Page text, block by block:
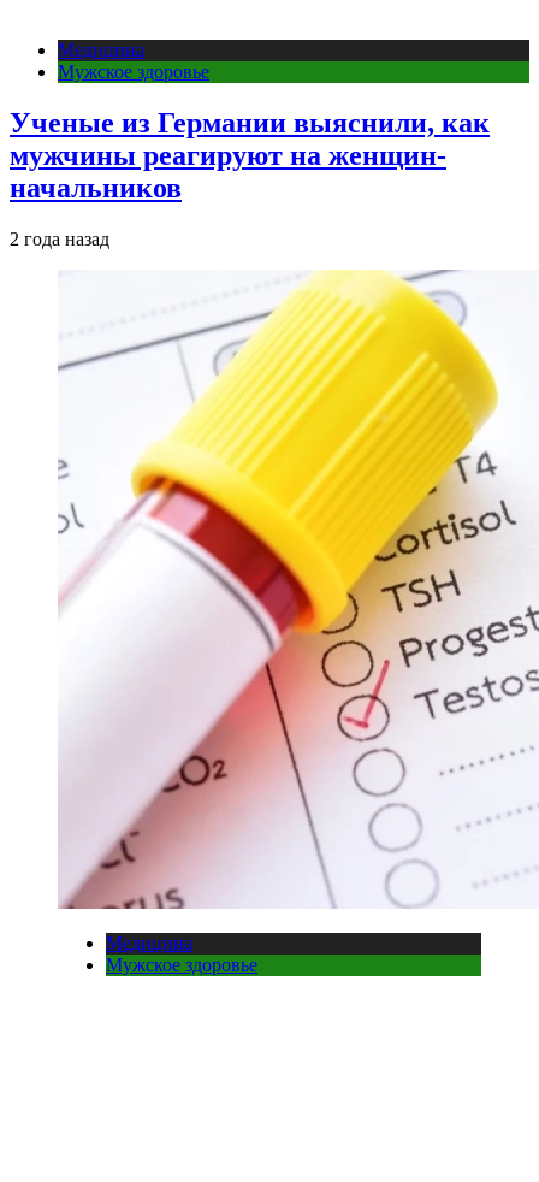
Медицина
Мужское здоровье
Ученые из Германии выяснили, как
мужчины реагируют на женщин-
начальников
2 года назад
Медицина
Мужское здоровье